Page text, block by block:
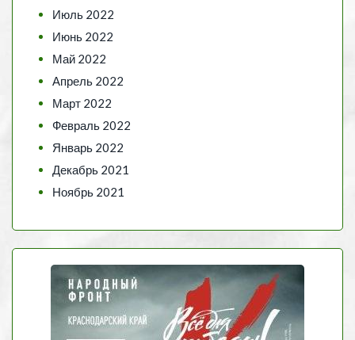
Июль 2022
Июнь 2022
Май 2022
Апрель 2022
Март 2022
Февраль 2022
Январь 2022
Декабрь 2021
Ноябрь 2021